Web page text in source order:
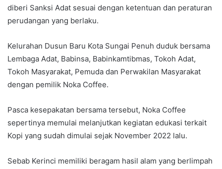
diberi Sanksi Adat sesuai dengan ketentuan dan peraturan
perudangan yang berlaku.
Kelurahan Dusun Baru Kota Sungai Penuh duduk bersama
Lembaga Adat, Babinsa, Babinkamtibmas, Tokoh Adat,
Tokoh Masyarakat, Pemuda dan Perwakilan Masyarakat
dengan pemilik Noka Coffee.
Pasca kesepakatan bersama tersebut, Noka Coffee
sepertinya memulai melanjutkan kegiatan edukasi terkait
Kopi yang sudah dimulai sejak November 2022 lalu.
Sebab Kerinci memiliki beragam hasil alam yang berlimpah